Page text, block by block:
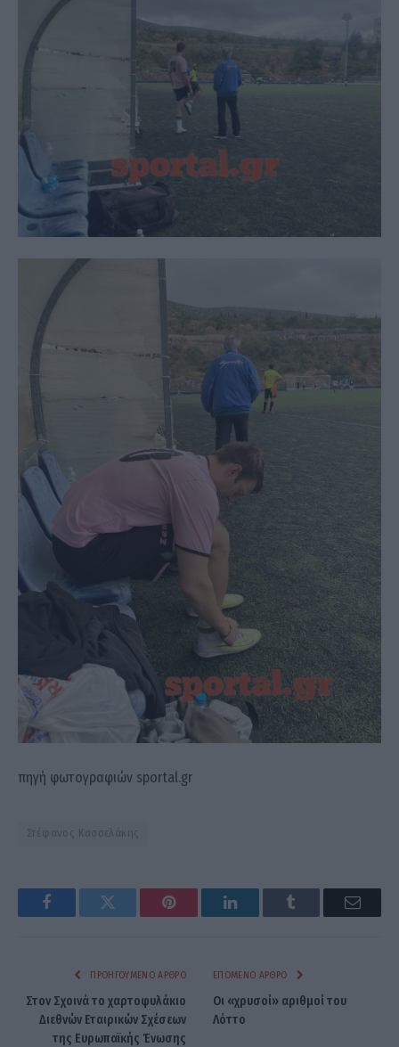
πηγή φωτογραφιών sportal.gr
Στέφανος Κασσελάκης
FacebookTwitter Pinterest LinkedInTumblr Email
ΠΡΟΗΓΟΎΜΕΝΟ ΆΡΘΡΟ
Στον Σχοινά το χαρτοφυλάκιο
Διεθνών Εταιρικών Σχέσεων
της Ευρωπαϊκής Ένωσης
ΕΠΌΜΕΝΟ ΆΡΘΡΟ
Οι «χρυσοί» αριθμοί του
Λόττο